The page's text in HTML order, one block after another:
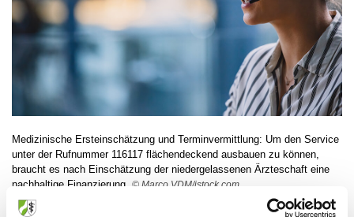
Medizinische Ersteinschätzung und Terminvermittlung: Um den Service
unter der Rufnummer 116117 flächendeckend ausbauen zu können,
braucht es nach Einschätzung der niedergelassenen Ärzteschaft eine
nachhaltige Finanzierung. © Marco VDM/istock.com